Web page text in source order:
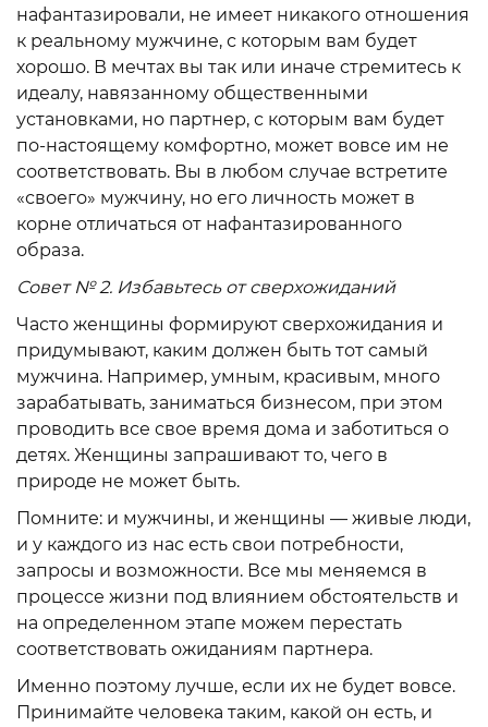
нафантазировали, не имеет никакого отношения
к реальному мужчине, с которым вам будет
хорошо. В мечтах вы так или иначе стремитесь к
идеалу, навязанному общественными
установками, но партнер, с которым вам будет
по-настоящему комфортно, может вовсе им не
соответствовать. Вы в любом случае встретите
«своего» мужчину, но его личность может в
корне отличаться от нафантазированного
образа.
Совет № 2. Избавьтесь от сверхожиданий
Часто женщины формируют сверхожидания и
придумывают, каким должен быть тот самый
мужчина. Например, умным, красивым, много
зарабатывать, заниматься бизнесом, при этом
проводить все свое время дома и заботиться о
детях. Женщины запрашивают то, чего в
природе не может быть.
Помните: и мужчины, и женщины — живые люди,
и у каждого из нас есть свои потребности,
запросы и возможности. Все мы меняемся в
процессе жизни под влиянием обстоятельств и
на определенном этапе можем перестать
соответствовать ожиданиям партнера.
Именно поэтому лучше, если их не будет вовсе.
Принимайте человека таким, какой он есть, и